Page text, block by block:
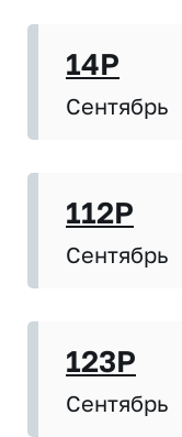
14P
Сентябрь
112P
Сентябрь
123P
Сентябрь